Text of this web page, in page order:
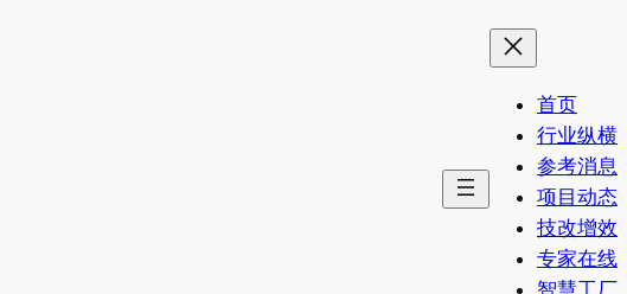
首页
行业纵横
参考消息
项目动态
技改增效
专家在线
智慧工厂